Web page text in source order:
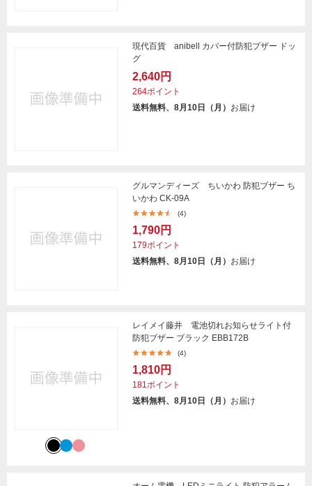
現代百貨 anibell カバー付防犯ブザー ドッ
グ
2,640円
264ポイント
送料無料、8月10日（月） お届け
グルマンディーズ ちいかわ 防犯ブザー ち
いかわ CK-09A
(4)
1,790円
179ポイント
送料無料、8月10日（月） お届け
レイメイ藤井 電池切れお知らせライト付
防犯ブザー ブラック EBB172B
(4)
1,810円
181ポイント
送料無料、8月10日（月） お届け